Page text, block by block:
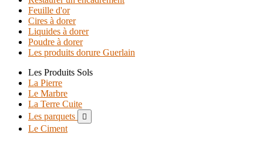
Feuille d'or
Cires à dorer
Liquides à dorer
Poudre à dorer
Les produits dorure Guerlain
Les Produits Sols
La Pierre
Le Marbre
La Terre Cuite
Les parquets

Le Ciment